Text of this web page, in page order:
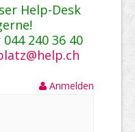
Help-Desk
240 36 40
Anmelden